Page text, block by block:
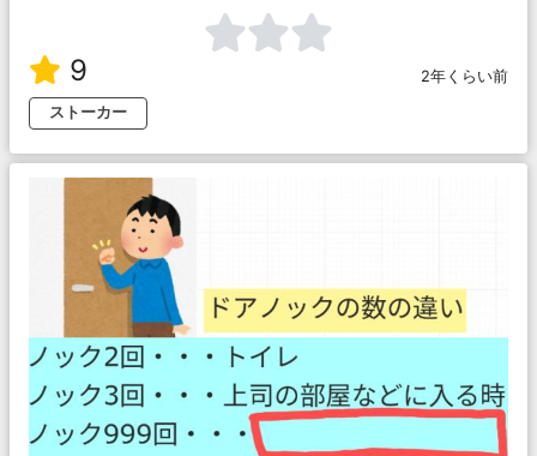
9
2年くらい前
ストーカー